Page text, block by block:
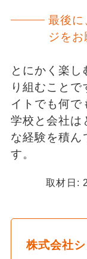
最後に
ジをお
とにかく楽し
り組むこと
イトでも何で
学校と会社は
な経験を積ん
す。
取材日:
株式会社